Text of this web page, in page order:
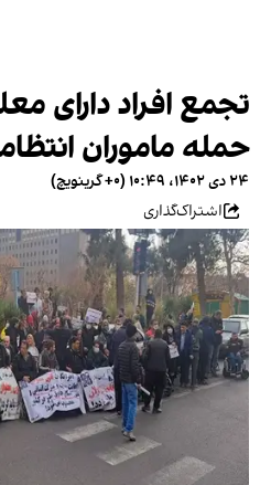
تجمع افراد دارای
حمله ماموران
۲۴ دی ۱۴۰۲، ۱۰:۴۹ (‎+۰ گرینویچ)
اشتراک‌گذاری